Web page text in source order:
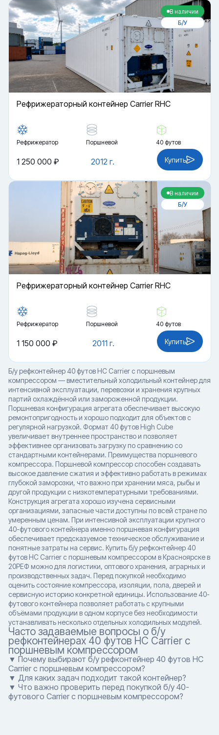
В наличии
Б/У
Рефрижераторный контейнер Carrier RHC
Рефрижератор Поршневой 40 футов
2012 г.
1 250 000 ₽ Купить
В наличии
Б/У
Рефрижераторный контейнер Carrier RHC
Рефрижератор Поршневой 40 футов
2011 г.
1 150 000 ₽ Купить
Б/у рефконтейнер 40 футов HC Carrier с поршневым
компрессором — вместительный холодильный контейнер для
интенсивной эксплуатации, перевозки и хранения крупных
партий охлаждённой или замороженной продукции.
Поршневая конфигурация агрегата обеспечивает высокую
ремонтопригодность и хорошо подходит для объектов с
регулярной нагрузкой. Формат 40 футов High Cube
увеличивает внутреннее пространство и позволяет
эффективнее организовать загрузку по сравнению со
стандартными контейнерами. Преимущества поршневого
компрессора. Поршневой компрессор способен создавать
высокое давление сжатия и эффективно работать в режимах
глубокой заморозки, что важно при хранении мяса, рыбы и
другой продукции с низкотемпературными требованиями.
Конструкция агрегата хорошо изучена сервисными
организациями, запасные части доступны по всей стране по
умеренным ценам. При интенсивной эксплуатации крупного
40-футового контейнера именно поршневая конфигурация
обеспечивает предсказуемое техническое обслуживание и
понятные затраты на сервис. Купить б/у рефконтейнер 40
футов HC Carrier с поршневым компрессором в Красноярске в
20РЕФ можно для логистики, оптового хранения, аграрных и
производственных задач. Перед покупкой необходимо
оценить состояние компрессора, изоляции, пола, дверей и
сервисную историю конкретной единицы. Использование 40-
футового контейнера позволяет работать с крупными
объёмами продукции в одном корпусе без необходимости
устанавливать несколько отдельных холодильных модулей.
Часто задаваемые вопросы о б/у
рефконтейнерах 40 футов HC Carrier с
поршневым компрессором
▼ Почему выбирают б/у рефконтейнер 40 футов HC
Carrier с поршневым компрессором?
▼ Для каких задач подходит такой контейнер?
▼ Что важно проверить перед покупкой б/у 40-
футового Carrier с поршневым компрессором?